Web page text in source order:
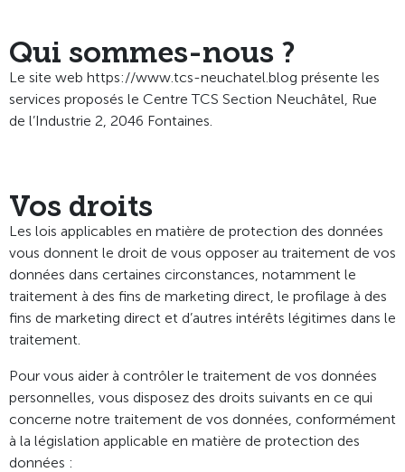
Qui sommes-nous ?
Le site web https://www.tcs-neuchatel.blog présente les
services proposés le Centre TCS Section Neuchâtel, Rue
de l’Industrie 2, 2046 Fontaines.
Vos droits
Les lois applicables en matière de protection des données
vous donnent le droit de vous opposer au traitement de vos
données dans certaines circonstances, notamment le
traitement à des fins de marketing direct, le profilage à des
fins de marketing direct et d’autres intérêts légitimes dans le
traitement.
Pour vous aider à contrôler le traitement de vos données
personnelles, vous disposez des droits suivants en ce qui
concerne notre traitement de vos données, conformément
à la législation applicable en matière de protection des
données :